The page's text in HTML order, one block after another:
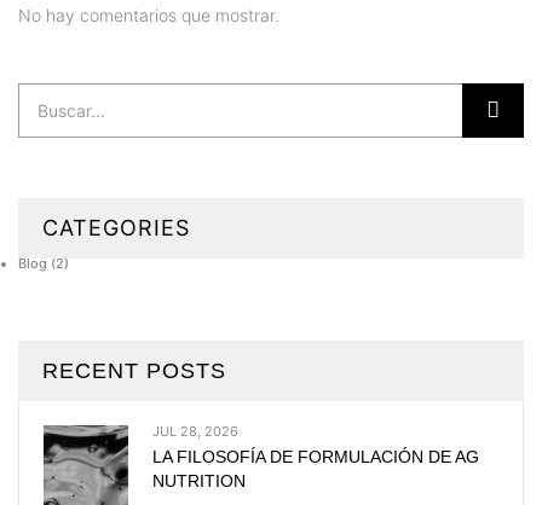
No hay comentarios que mostrar.
CATEGORIES
Blog (2)
RECENT POSTS
JUL 28, 2026
LA FILOSOFÍA DE FORMULACIÓN DE AG
NUTRITION